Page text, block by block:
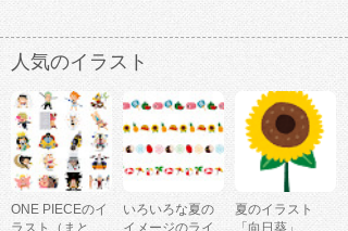
人気のイラスト
ONE PIECEのイ
ラスト（まと
いろいろな夏の
イメージのライ
夏のイラスト
「向日葵」